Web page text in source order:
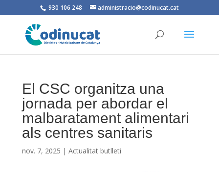
930 106 248 administracio@codinucat.cat
El CSC organitza una
jornada per abordar el
malbaratament alimentari
als centres sanitaris
nov. 7, 2025 | Actualitat butlleti